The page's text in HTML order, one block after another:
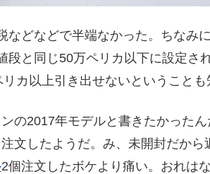
などなどで半端なかった。ちなみ
段と同じ50万ペリカ以下に設定さ
カ以上引き出せないということも
の2017年モデルと書きたかった
文したようだ。み、未開封だか
2個注文したボケより痛い。おれは